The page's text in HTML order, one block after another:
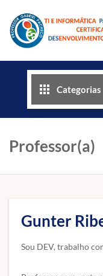
Categorias
Professor(a)
Gunter
Sou DEV, trabalho